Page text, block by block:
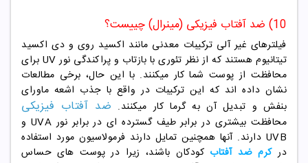
10) ضد آفتاب فیزیکی (مینرال) چییست؟
فیلترهای غیر آلی ترکیبات معدنی مانند اکسید روی و دی اکسید
تیتانیوم هستند که از نظر تئوری با بازتاب و پراکندگی نور UV برای
محافظت از پوست شما کار میکنند. با این حال، برخی مطالعات
نشان داده اند که این ترکیبات در واقع با جذب اشعه ماورای
بنفش و تبدیل آن به گرما کار میکنند. ضد آفتاب فیزیکی
محافظت بیشتری در برابر طیف گسترده ای در برابر نور UVA و
UVB دارند. آنها همچنین تمایل دارند فرمولاسیون مورد استفاده
درکرم ضد آفتاب کودکان باشند، زیرا در پوست های حساس